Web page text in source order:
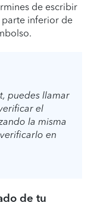
de escribir
parte inferior de
puedes llamar
el
la misma
en
de tu